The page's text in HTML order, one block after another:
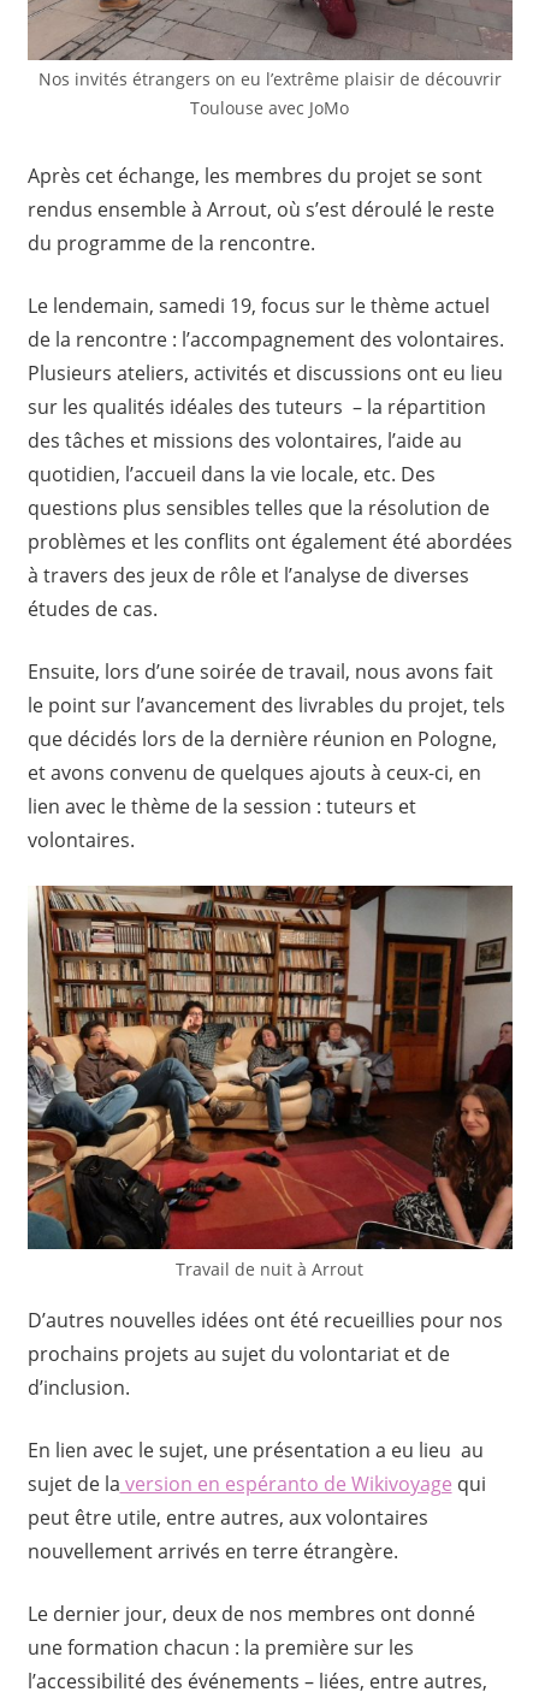
Nos invités étrangers on eu l’extrême plaisir de découvrir
Toulouse avec JoMo
Après cet échange, les membres du projet se sont
rendus ensemble à Arrout, où s’est déroulé le reste
du programme de la rencontre.
Le lendemain, samedi 19, focus sur le thème actuel
de la rencontre : l’accompagnement des volontaires.
Plusieurs ateliers, activités et discussions ont eu lieu
sur les qualités idéales des tuteurs – la répartition
des tâches et missions des volontaires, l’aide au
quotidien, l’accueil dans la vie locale, etc. Des
questions plus sensibles telles que la résolution de
problèmes et les conflits ont également été abordées
à travers des jeux de rôle et l’analyse de diverses
études de cas.
Ensuite, lors d’une soirée de travail, nous avons fait
le point sur l’avancement des livrables du projet, tels
que décidés lors de la dernière réunion en Pologne,
et avons convenu de quelques ajouts à ceux-ci, en
lien avec le thème de la session : tuteurs et
volontaires.
Travail de nuit à Arrout
D’autres nouvelles idées ont été recueillies pour nos
prochains projets au sujet du volontariat et de
d’inclusion.
En lien avec le sujet, une présentation a eu lieu au
sujet de la version en espéranto de Wikivoyage qui
peut être utile, entre autres, aux volontaires
nouvellement arrivés en terre étrangère.
Le dernier jour, deux de nos membres ont donné
une formation chacun : la première sur les
l’accessibilité des événements – liées, entre autres,